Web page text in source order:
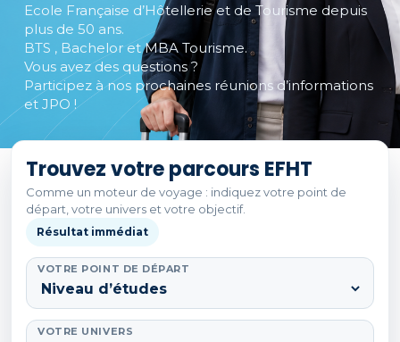
Ecole Française d’Hôtellerie et de Tourisme depuis
plus de 50 ans.
BTS , Bachelor et MBA Tourisme.
Vous avez des questions ?
Participez à nos prochaines réunions d’informations
et JPO !
Trouvez votre parcours EFHT
Comme un moteur de voyage : indiquez votre point de
départ, votre univers et votre objectif.
Résultat immédiat
VOTRE POINT DE DÉPART
VOTRE UNIVERS